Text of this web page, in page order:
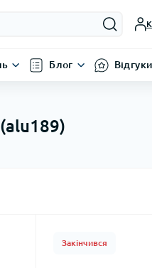
Блог
Закінчився